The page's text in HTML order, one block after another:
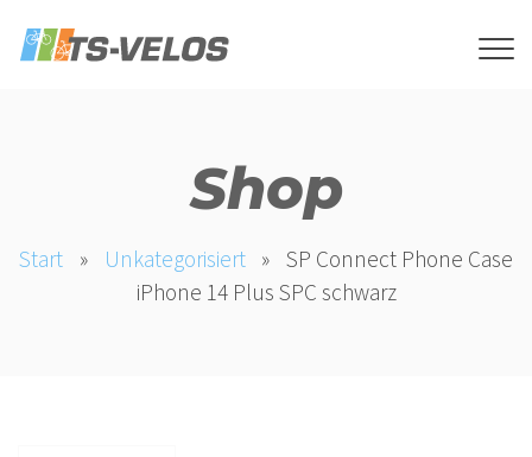
Shop
Start » Unkategorisiert » SP Connect Phone Case
iPhone 14 Plus SPC schwarz